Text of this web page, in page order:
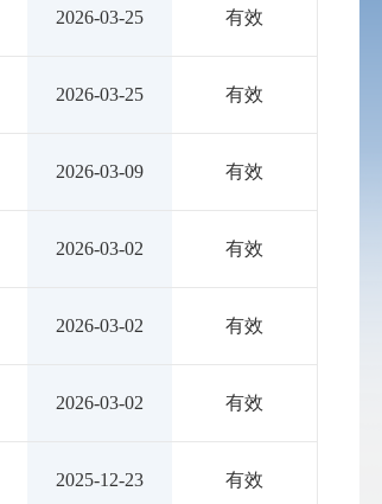
2026-03-25 有效
2026-03-25 有效
2026-03-09 有效
2026-03-02 有效
2026-03-02 有效
2026-03-02 有效
2025-12-23 有效